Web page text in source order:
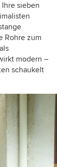
sieben
Rohre zum
modern –
schaukelt